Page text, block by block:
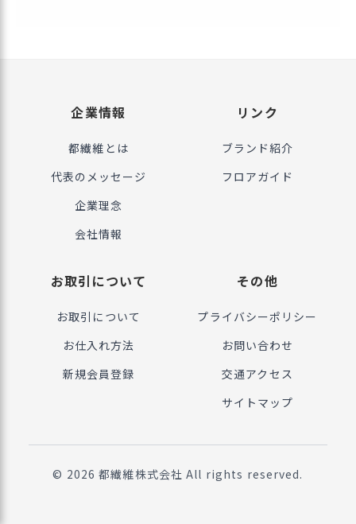
企業情報
都繊維とは
代表のメッセージ
企業理念
会社情報
リンク
ブランド紹介
フロアガイド
お取引について
お取引について
お仕入れ方法
新規会員登録
その他
プライバシーポリシー
お問い合わせ
交通アクセス
サイトマップ
© 2026 都繊維株式会社 All rights reserved.